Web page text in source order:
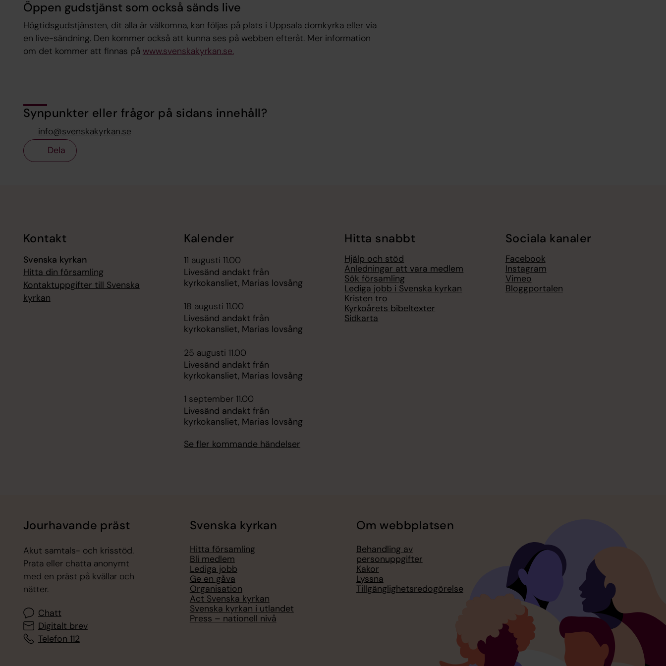
Öppen gudstjänst som också sänds live
Högtidsgudstjänsten, dit alla är välkomna, kan följas på plats i Uppsala domkyrka eller via
en live-sändning. Den kommer också att kunna ses på webben efteråt. Mer information
om det kommer att finnas på www.svenskakyrkan.se.
Synpunkter eller frågor på sidans innehåll?
info@svenskakyrkan.se
Dela
Kontakt
Svenska kyrkan
Hitta din församling
Kontaktuppgifter till Svenska
kyrkan
Kalender
11 augusti 11.00
Livesänd andakt från
kyrkokansliet, Marias lovsång
18 augusti 11.00
Livesänd andakt från
kyrkokansliet, Marias lovsång
25 augusti 11.00
Livesänd andakt från
kyrkokansliet, Marias lovsång
1 september 11.00
Livesänd andakt från
kyrkokansliet, Marias lovsång
Se fler kommande händelser
Hitta snabbt
Hjälp och stöd
Anledningar att vara medlem
Sök församling
Lediga jobb i Svenska kyrkan
Kristen tro
Kyrkoårets bibeltexter
Sidkarta
Sociala kanaler
Facebook
Instagram
Vimeo
Bloggportalen
Jourhavande präst
Akut samtals- och krisstöd.
Prata eller chatta anonymt
med en präst på kvällar och
nätter.
Chatt
Digitalt brev
Telefon 112
Svenska kyrkan
Hitta församling
Bli medlem
Lediga jobb
Ge en gåva
Organisation
Act Svenska kyrkan
Svenska kyrkan i utlandet
Press – nationell nivå
Om webbplatsen
Behandling av
personuppgifter
Kakor
Lyssna
Tillgänglighetsredogörelse